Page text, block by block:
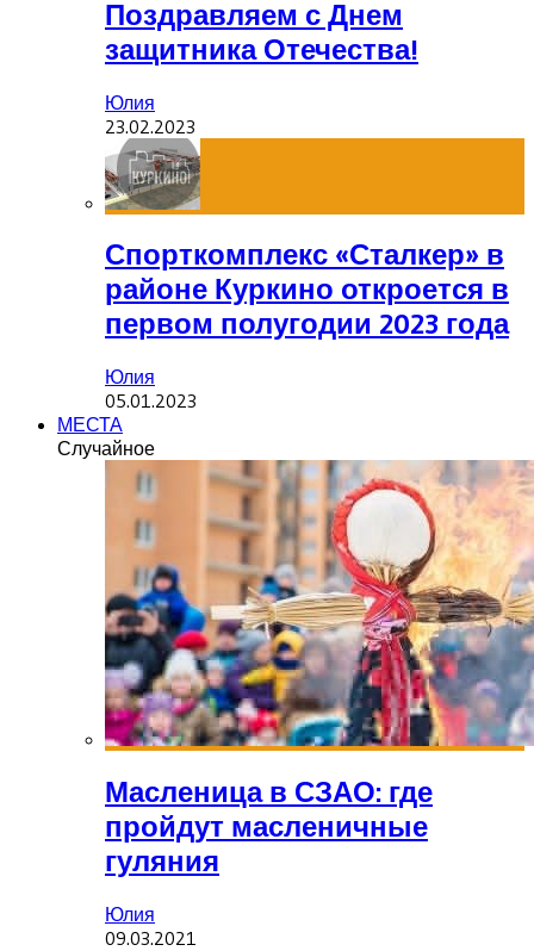
Поздравляем с Днем
защитника Отечества!
Юлия
23.02.2023
Спорткомплекс «Сталкер» в
районе Куркино откроется в
первом полугодии 2023 года
Юлия
05.01.2023
МЕСТА
Случайное
Масленица в СЗАО: где
пройдут масленичные
гуляния
Юлия
09.03.2021